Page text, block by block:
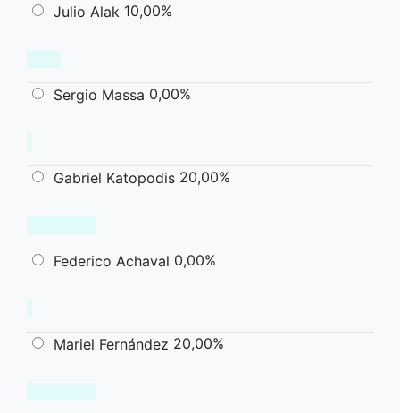
Julio Alak 10,00%
Sergio Massa 0,00%
Gabriel Katopodis 20,00%
Federico Achaval 0,00%
Mariel Fernández 20,00%